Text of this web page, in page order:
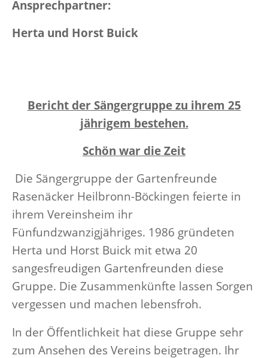
Ansprechpartner:
Herta und Horst Buick
Bericht der Sängergruppe zu ihrem 25
jährigem bestehen.
Schön war die Zeit
Die Sängergruppe der Gartenfreunde
Rasenäcker Heilbronn-Böckingen feierte in
ihrem Vereinsheim ihr
Fünfundzwanzigjähriges. 1986 gründeten
Herta und Horst Buick mit etwa 20
sangesfreudigen Gartenfreunden diese
Gruppe. Die Zusammenkünfte lassen Sorgen
vergessen und machen lebensfroh.
In der Öffentlichkeit hat diese Gruppe sehr
zum Ansehen des Vereins beigetragen. Ihr